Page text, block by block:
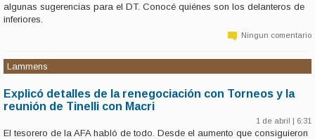
algunas sugerencias para el DT. Conocé quiénes son los delanteros de
inferiores.
Ningun comentario
Lammens
Explicó detalles de la renegociación con Torneos y la
reunión de Tinelli con Macri
1 de abril | 6:31
El tesorero de la AFA habló de todo. Desde el aumento que consiguieron